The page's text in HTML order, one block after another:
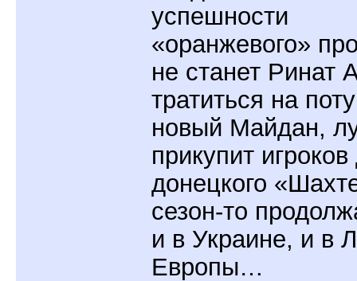
успешности
«оранжевого»
не станет Ринат
тратиться на
новый Майдан,
прикупит
донецкого
сезон-то
и в Украине, и в
Европы…